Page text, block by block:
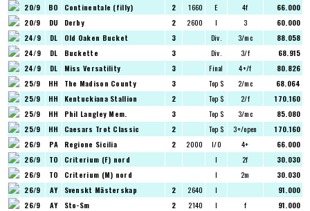
20/9
BO Continentale (filly) 2 1660 E 4f
66.000
20/9
DU Derby 2 2600 I 3
60.000
24/9
DL Old Oaken Bucket 3 Div. 3/mc
88.058
24/9
DL Buckette 3 Div. 3/f
68.915
24/9
DL Miss Versatility 3 Final 4+/f
80.826
25/9
HH The Madison County 3 Top $ 2/mc
68.064
25/9
HH Kentuckiana Stallion 2 Top $ 2/f
170.160
25/9
HH Phil Langley Mem. 3 Top $ 3/mc
85.080
25/9
HH Caesars Trot Classic 2 Top $ 3+/open
170.160
26/9
PA Regione Sicilia 2 2000 I/O 4+
66.000
26/9
TO Criterium (F) nord I 2f
30.030
26/9
TO Criterium (M) nord I 2m
30.030
26/9
AY Svenskt Mästerskap 2 2640 I
91.000
26/9
AY Sto-Sm 2 2140 I f
91.000